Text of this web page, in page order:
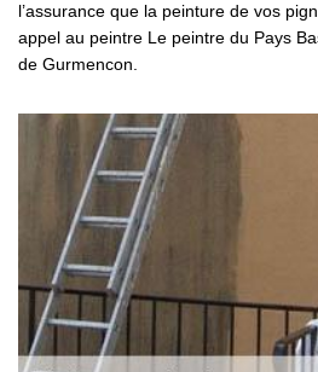
l’assurance que la peinture de vos
appel au peintre Le peintre du Pays
de Gurmencon.